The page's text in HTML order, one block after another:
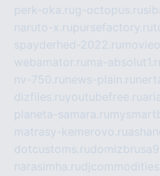
perk-oka.rug-octopus.ru
naruto-x.rupursefactory.ru
spayderhed-2022.ru
webamator.ru ma-
nv-750.ru news-plain.ru
dizfiles.ruyoutubefree.ru
planeta-samara.ru
matrasy-kemerovo.ru
dotcustoms.ru
narasimha.ru